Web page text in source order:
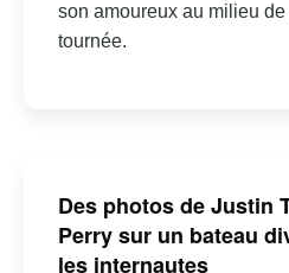
son amoureux au milieu
tournée.
Des photos de Justin
Perry sur un bateau
les internautes